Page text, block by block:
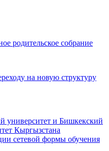
родительское собрание
на новую структуру
университет и Бишкекский
Кыргызстана
сетевой формы обучения